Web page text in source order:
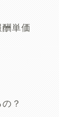
酬単価
？